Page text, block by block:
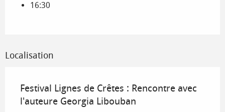
16:30
Localisation
Festival Lignes de Crêtes : Rencontre avec
l'auteure Georgia Libouban